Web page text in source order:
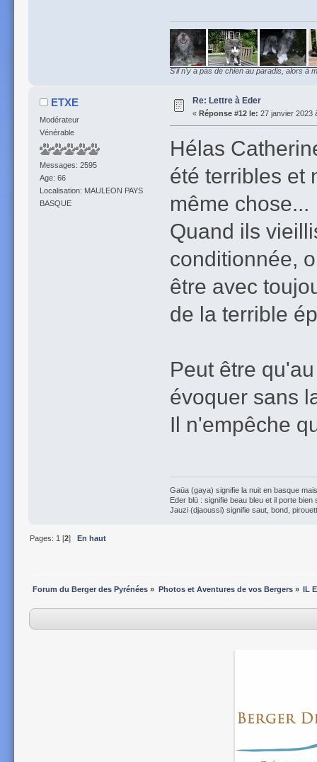
S'il n'y a pas de chien au paradis, alors à
ETXE
Modérateur
Vénérable
Messages: 2595
Age: 66
Localisation: MAULEON PAYS
BASQUE
Re: Lettre à Eder
« Réponse #12 le: 27 janvier 2023
Hélas
été terribles et
même chose...
Quand ils
conditionnée,
être avec
de la terrible
Peut être
évoquer sans
Il n'empêche
Gaüa (gaya) signifie la nuit en basque
Eder blü : signifie beau bleu et il porte bien
Jauzi (djaoussi) signifie saut, bond,
Pages: 1 [2]En haut
Forum du Berger des Pyrénées » Photos et Aventures de vos Bergers» IL